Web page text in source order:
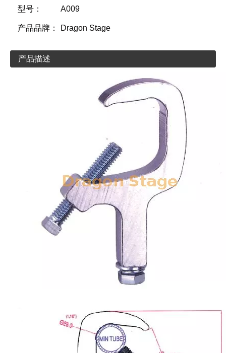
型号： A009
产品品牌： Dragon Stage
产品描述